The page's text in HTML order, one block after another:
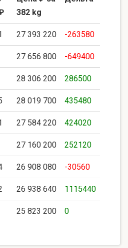
382 kg
27 393 220 -263580
27 656 800 -649400
28 306 200 286500
28 019 700 435480
27 584 220 424020
27 160 200 252120
26 908 080 -30560
26 938 640 1115440
25 823 200 0